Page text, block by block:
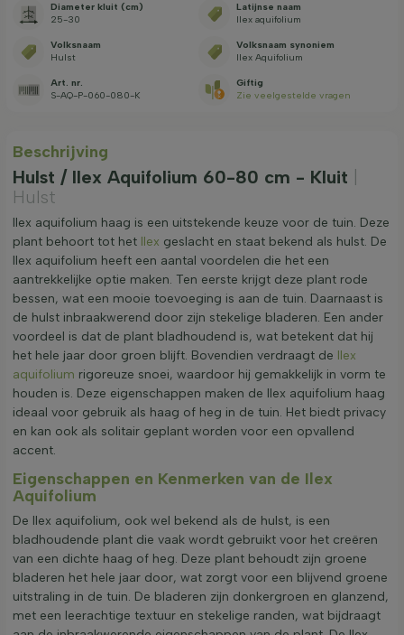
Diameter kluit (cm)
25-30
Latijnse naam
Ilex aquifolium
Volksnaam
Hulst
Volksnaam synoniem
Ilex Aquifolium
Art. nr.
S-AQ-P-060-080-K
Giftig
Zie veelgestelde vragen
Beschrijving
Hulst / Ilex Aquifolium 60-80 cm - Kluit
Hulst
Ilex aquifolium haag is een uitstekende keuze voor de tuin. Deze
plant behoort tot het Ilex geslacht en staat bekend als hulst. De
Ilex aquifolium heeft een aantal voordelen die het een
aantrekkelijke optie maken. Ten eerste krijgt deze plant rode
bessen, wat een mooie toevoeging is aan de tuin. Daarnaast is
de hulst inbraakwerend door zijn stekelige bladeren. Een ander
voordeel is dat de plant bladhoudend is, wat betekent dat hij
het hele jaar door groen blijft. Bovendien verdraagt de Ilex
aquifolium rigoreuze snoei, waardoor hij gemakkelijk in vorm te
houden is. Deze eigenschappen maken de Ilex aquifolium haag
ideaal voor gebruik als haag of heg in de tuin. Het biedt privacy
en kan ook als solitair geplant worden voor een opvallend
accent.
Eigenschappen en Kenmerken van de Ilex
Aquifolium
De Ilex aquifolium, ook wel bekend als de hulst, is een
bladhoudende plant die vaak wordt gebruikt voor het creëren
van een dichte haag of heg. Deze plant behoudt zijn groene
bladeren het hele jaar door, wat zorgt voor een blijvend groene
uitstraling in de tuin. De bladeren zijn donkergroen en glanzend,
met een leerachtige textuur en stekelige randen, wat bijdraagt